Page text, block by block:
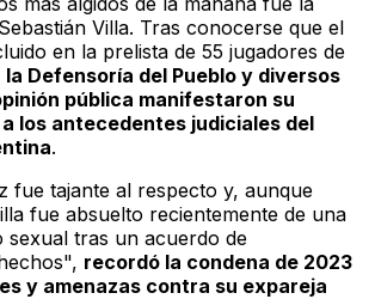
Villa. Tras conocerse que el
en la prelista de 55 jugadores de
la Defensoría del Pueblo y diversos
pública manifestaron su
los antecedentes judiciales del
.
fue tajante al respecto y, aunque
fue absuelto recientemente de una
sexual tras un acuerdo de
recordó la condena de 2023
y amenazas contra su expareja